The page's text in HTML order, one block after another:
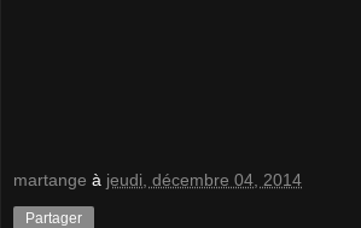
martange à jeudi, décembre 04, 2014
Partager